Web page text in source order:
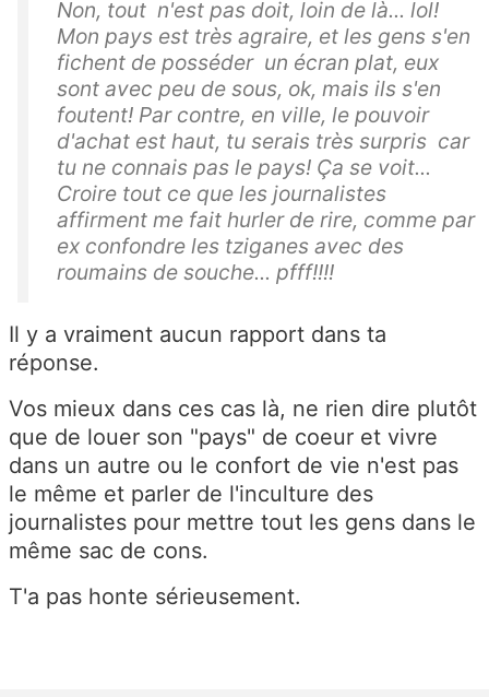
Non, tout n'est pas doit, loin de là... lol!
Mon pays est très agraire, et les gens s'en
fichent de posséder un écran plat, eux
sont avec peu de sous, ok, mais ils s'en
foutent! Par contre, en ville, le pouvoir
d'achat est haut, tu serais très surpris car
tu ne connais pas le pays! Ça se voit...
Croire tout ce que les journalistes
affirment me fait hurler de rire, comme par
ex confondre les tziganes avec des
roumains de souche... pfff!!!!
Il y a vraiment aucun rapport dans ta
réponse.
Vos mieux dans ces cas là, ne rien dire plutôt
que de louer son "pays" de coeur et vivre
dans un autre ou le confort de vie n'est pas
le même et parler de l'inculture des
journalistes pour mettre tout les gens dans le
même sac de cons.
T'a pas honte sérieusement.